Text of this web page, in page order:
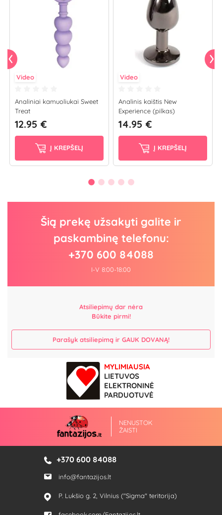
Video
Analiniai kamuoliukai Sweet
Treat
12.95 €
Į KREPŠELĮ
Video
Analinis kaištis New
Experience (pilkas)
14.95 €
Į KREPŠELĮ
Šią prekę užsakyti galite ir
paskambinę telefonu:
+370 600 84088
I-V 8:00-18:00
Atsiliepimų dar nėra
Būkite pirmi!
Parašyk atsiliepimą ir GAUK DOVANĄ!
MYLIMIAUSIA
LIETUVOS
ELEKTRONINĖ
PARDUOTUVĖ
NENUSTOK
ŽAISTI
+370 600 84088
info@fantazijos.lt
P. Lukšio g. 2, Vilnius ("Sigma" teritorija)